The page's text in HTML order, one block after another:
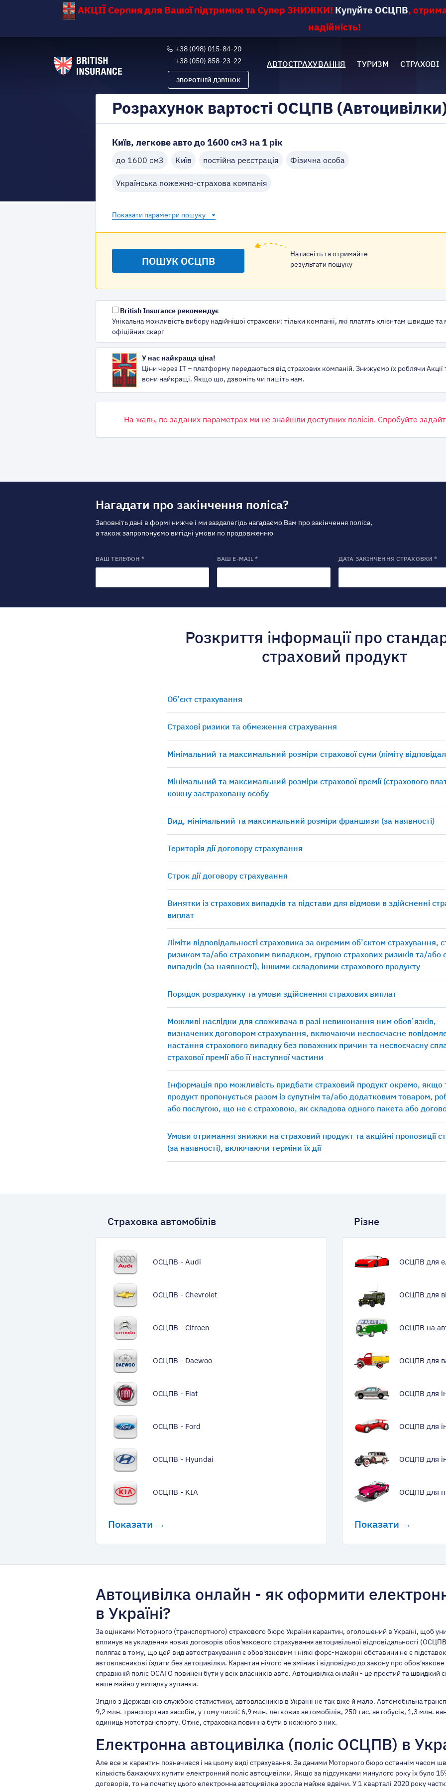
АКЦІЇ Серпня для Вашої підтримки та Супер ЗНИЖКИ! Купуйте ОСЦПВ,
надійність!
АВТОСТРАХУВАННЯ ТУРИЗМ СТРАХОВІ
+38 (098) 015-84-20
+38 (050) 858-23-22
ЗВОРОТНІЙ ДЗВІНОК
Розрахунок вартості ОСЦПВ
Київ, легкове авто до 1600 см3 на 1 рік
до 1600 см3 Київ постійна реєстрація Фізична особа
Українська пожежно-страхова компанія
Показати параметри пошуку
Натисніть та отримайте
результати пошуку
British Insurance рекомендує
Унікальна можливість вибору надійнішої страховки: тільки компанії, які платять клієнтам швидше
офіційних скарг
У нас найкраща ціна!
Ціни через IT – платформу передаються від страхових компаній. Знижуємо їх роблячи
вони найкращі. Якщо що, дзвоніть чи пишіть нам.
На жаль, по заданих параметрах ми не знайшли доступних полісів. Спробуйте
Нагадати про закінчення поліса?
Заповніть дані в формі нижче і ми заздалегідь нагадаємо Вам про закінчення поліса,
а також запропонуємо вигідні умови по продовженню
ВАШ ТЕЛЕФОН * ВАШ E-MAIL * ДАТА ЗАКІНЧЕННЯ СТРАХОВКИ *
Розкриття інформації про
страховий продукт
Об’єкт страхування
Страхові ризики та обмеження страхування
Мінімальний та максимальний розміри страхової суми (ліміту
Мінімальний та максимальний розміри страхової премії (страхового
кожну застраховану особу
Вид, мінімальний та максимальний розміри франшизи (за наявності)
Територія дії договору страхування
Строк дії договору страхування
Винятки із страхових випадків та підстави для відмови в здійсненні
виплат
Ліміти відповідальності страховика за окремим об’єктом страхування,
ризиком та/або страховим випадком, групою страхових ризиків та/або
випадків (за наявності), іншими складовими страхового продукту
Порядок розрахунку та умови здійснення страхових виплат
Можливі наслідки для споживача в разі невиконання ним обов’язків,
визначених договором страхування, включаючи несвоєчасне
настання страхового випадку без поважних причин та несвоєчасну
страхової премії або її наступної частини
Інформація про можливість придбати страховий продукт окремо, якщо
продукт пропонується разом із супутнім та/або додатковим товаром,
або послугою, що не є страховою, як складова одного пакета або
Умови отримання знижки на страховий продукт та акційні пропозиції
(за наявності), включаючи терміни їх дії
Страховка автомобілів Різне
ОСЦПВ - Audi
ОСЦПВ - Chevrolet
ОСЦПВ - Citroen
ОСЦПВ - Daewoo
ОСЦПВ - Fiat
ОСЦПВ - Ford
ОСЦПВ - Hyundai
ОСЦПВ - KIA
Показати →
ОСЦПВ для
ОСЦПВ для
ОСЦПВ на
ОСЦПВ для
ОСЦПВ для
ОСЦПВ для
ОСЦПВ для
ОСЦПВ для
Показати →
Автоцивілка онлайн - як оформити
в Україні?
За оцінками Моторного (транспортного) страхового бюро України карантин, оголошений в Україні, щоб
вплинув на укладення нових договорів обов'язкового страхування автоцивільної відповідальності
полягає в тому, що цей вид автострахування є обов'язковим і ніякі форс-мажорні обставини не є
автовласникові їздити без автоцивілки. Карантин нічого не змінив і відповідно до закону про обов'язкове
справжній поліс ОСАГО повинен бути у всіх власників авто. Автоцивілка онлайн - це простий та швидкий
ваше майно у випадку зупинки.
Згідно з Державною службою статистики, автовласників в Україні не так вже й мало. Автомобільна
9,2 млн. транспортних засобів, у тому числі: 6,9 млн. легкових автомобілів, 250 тис. автобусів, 1,3 млн.
одиниць мототранспорту. Отже, страховка повинна бути в кожного з них.
Електронна автоцивілка (поліс ОСЦПВ) в
Але все ж карантин позначився і на цьому виді страхування. За даними Моторного бюро останнім часом
кількість бажаючих купити електронний поліс автоцивілки. Якщо за підсумками минулого року їх було
договорів, то на початку цього електронна автоцивілка зросла майже вдвічи. У 1 кварталі 2020 року